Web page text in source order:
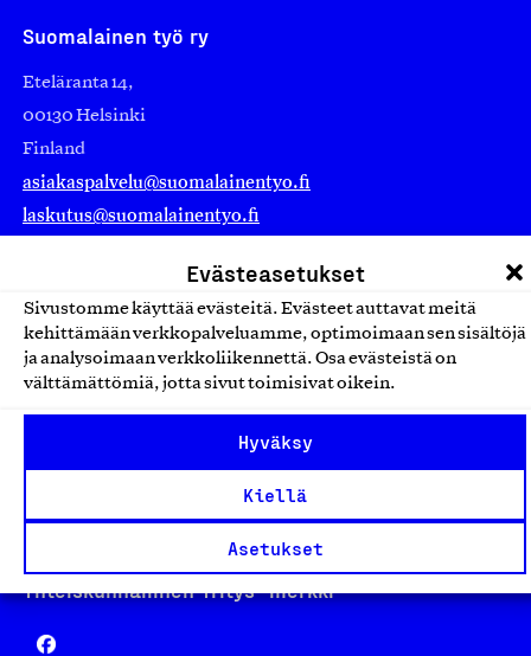
Evästeasetukset
Sivustomme käyttää evästeitä. Evästeet auttavat meitä
kehittämään verkkopalveluamme, optimoimaan sen sisältöjä
ja analysoimaan verkkoliikennettä. Osa evästeistä on
välttämättömiä, jotta sivut toimisivat oikein.
Hyväksy
Kiellä
Asetukset
Suomalainen työ ry
Eteläranta 14,
00130 Helsinki
Finland
asiakaspalvelu@suomalainentyo.fi
laskutus@suomalainentyo.fi
Avainlippu
Design From Finland
Yhteiskunnallinen Yritys -merkki